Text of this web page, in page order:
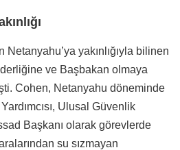
yakınlığıyla bilinen
ve Başbakan olmaya
Cohen, Netanyahu döneminde
Ulusal Güvenlik
Başkanı olarak görevlerde
su sızmayan